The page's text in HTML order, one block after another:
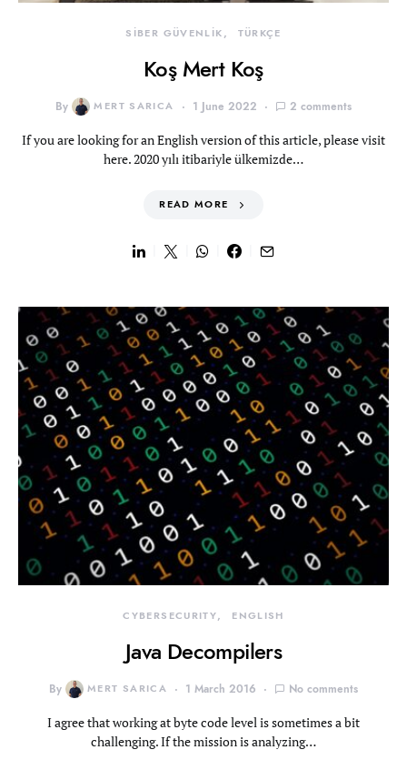
SİBER GÜVENLİK TÜRKÇE
Koş Mert Koş
By MERT SARICA 1 June 2022 2 comments
If you are looking for an English version of this article, please visit
here. 2020 yılı itibariyle ülkemizde…
READ MORE
CYBERSECURITY ENGLISH
Java Decompilers
By MERT SARICA 1 March 2016 No comments
I agree that working at byte code level is sometimes a bit
challenging. If the mission is analyzing…